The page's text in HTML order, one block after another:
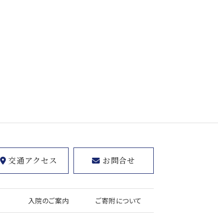
交通アクセス お問合せ
入院のご案内 ご寄附について